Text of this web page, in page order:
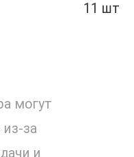
11 шт
могут
за
и